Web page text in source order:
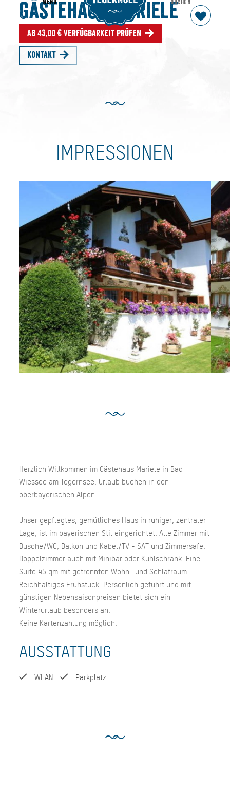
Gästehaus Mariele
Ab 43,00 € Verfügbarkeit prüfen
Kontakt
IMPRESSIONEN
Herzlich Willkommen im Gästehaus Mariele in Bad
Wiessee am Tegernsee. Urlaub buchen in den
oberbayerischen Alpen.
Unser gepflegtes, gemütliches Haus in ruhiger, zentraler
Lage, ist im bayerischen Stil eingerichtet. Alle Zimmer mit
Dusche/WC, Balkon und Kabel/TV - SAT und Zimmersafe.
Doppelzimmer auch mit Minibar oder Kühlschrank. Eine
Suite 45 qm mit getrennten Wohn- und Schlafraum.
Reichhaltiges Frühstück. Persönlich geführt und mit
günstigen Nebensaisonpreisen bietet sich ein
Winterurlaub besonders an.
Keine Kartenzahlung möglich.
AUSSTATTUNG
WLAN Parkplatz
MENU BUCHEN